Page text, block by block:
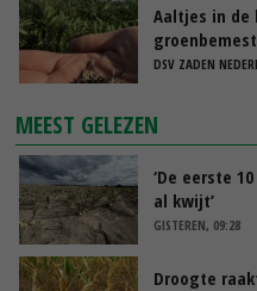
Aaltjes in de
DSV ZADEN
MEEST GELEZEN
‘De eerste
al kwijt’
GISTEREN, 09:28
Droogte